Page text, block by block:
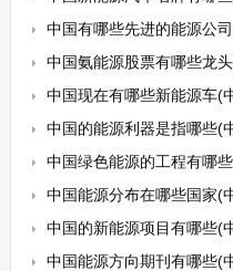
中国有哪些先进的能源公
中国氨能源股票有哪些龙
中国现在有哪些新能源车(
中国的能源利器是指哪些(
中国绿色能源的工程有哪
中国能源分布在哪些国家(
中国的新能源项目有哪些(
中国能源方向期刊有哪些(